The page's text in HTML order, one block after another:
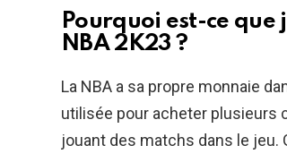
Pourquoi est-ce que
NBA 2K23 ?
La NBA a sa propre monnaie
utilisée pour acheter plusieurs
jouant des matchs dans le jeu.